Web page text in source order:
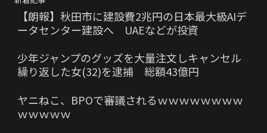
【朗報】秋田市に建設費2兆円の日本最大級AIデ
ータセンター建設へ UAEなどが投資
少年ジャンプのグッズを大量注文しキャンセル
繰り返した女(32)を逮捕 総額43億円
ヤニねこ、BPOで審議されるｗｗｗｗｗｗｗｗ
ｗｗｗｗｗ